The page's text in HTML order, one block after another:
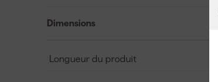
Dimensions
Longueur du produit